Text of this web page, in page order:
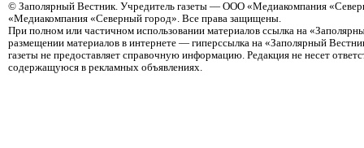
© Заполярный Вестник. Учредитель газеты — ООО «Медиакомпания
«Медиакомпания «Северный город». Все права защищены.
При полном или частичном использовании материалов ссылка на
размещении материалов в интернете — гиперссылка на «Заполярный
газеты не предоставляет справочную информацию. Редакция не несет
содержащуюся в рекламных объявлениях.